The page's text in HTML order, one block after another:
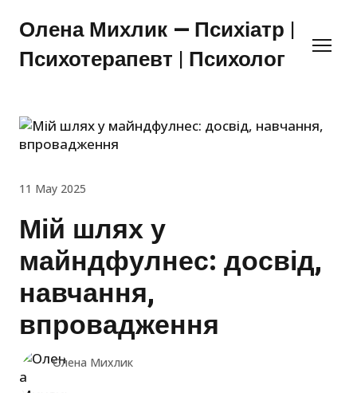
Олена Михлик — Психіатр |
Психотерапевт | Психолог
11 May 2025
Мій шлях у
майндфулнес: досвід,
навчання,
впровадження
Олена Михлик